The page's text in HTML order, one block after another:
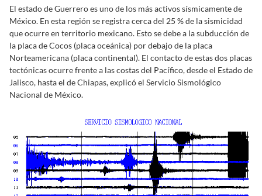
El estado de Guerrero es uno de los más activos sísmicamente de
México. En esta región se registra cerca del 25 % de la sismicidad
que ocurre en territorio mexicano. Esto se debe a la subducción de
la placa de Cocos (placa oceánica) por debajo de la placa
Norteamericana (placa continental). El contacto de estas dos placas
tectónicas ocurre frente a las costas del Pacífico, desde el Estado de
Jalisco, hasta el de Chiapas, explicó el Servicio Sismológico
Nacional de México.